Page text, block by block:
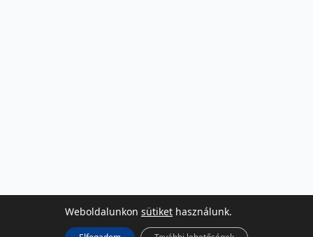
Weboldalunkon sütiket használunk.